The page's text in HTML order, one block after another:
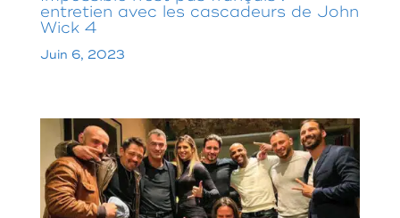
entretien avec les cascadeurs de John
Wick 4
Juin 6, 2023